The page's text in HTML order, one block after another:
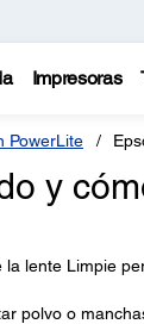
Impresoras
PowerLite
y
la lente Limpie
polvo o